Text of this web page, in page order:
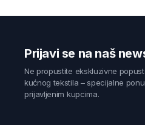
Prijavi se na naš
Ne propustite ekskluzivne
kućnog tekstila – specijalne
prijavljenim kupcima.